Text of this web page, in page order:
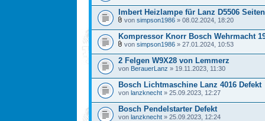
Imbert Heizlampe für Lanz D5506
von simpson1986 » 08.02.2024, 18:20
Kompressor Knorr Bosch Wehrmacht
von simpson1986 » 27.01.2024, 10:53
2 Felgen W9X28 von Lemmerz
von BerauerLanz » 19.11.2023, 11:30
Bosch Lichtmaschine Lanz 4016 Defekt
von lanzknecht » 25.09.2023, 12:27
Bosch Pendelstarter Defekt
von lanzknecht » 25.09.2023, 12:24